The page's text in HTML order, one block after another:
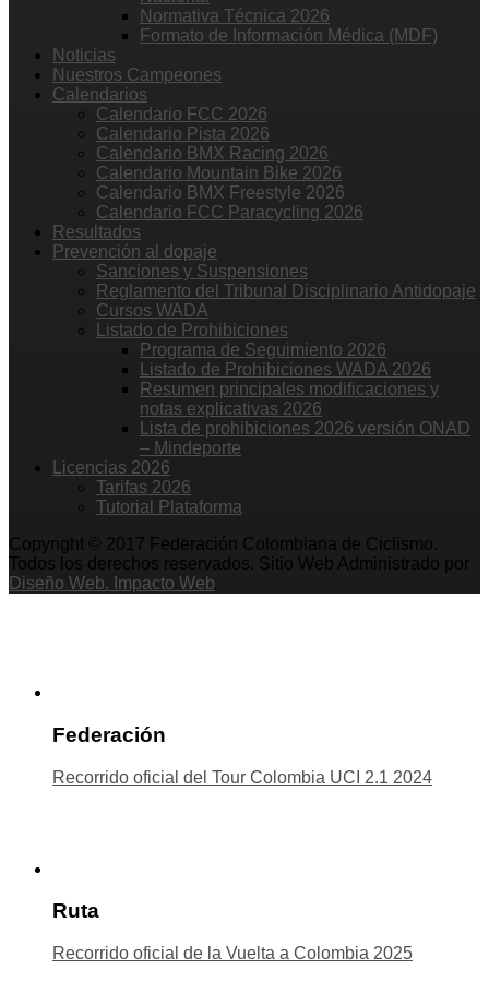
Normativa Técnica 2026
Formato de Información Médica (MDF)
Noticias
Nuestros Campeones
Calendarios
Calendario FCC 2026
Calendario Pista 2026
Calendario BMX Racing 2026
Calendario Mountain Bike 2026
Calendario BMX Freestyle 2026
Calendario FCC Paracycling 2026
Resultados
Prevención al dopaje
Sanciones y Suspensiones
Reglamento del Tribunal Disciplinario Antidopaje
Cursos WADA
Listado de Prohibiciones
Programa de Seguimiento 2026
Listado de Prohibiciones WADA 2026
Resumen principales modificaciones y
notas explicativas 2026
Lista de prohibiciones 2026 versión ONAD
– Mindeporte
Licencias 2026
Tarifas 2026
Tutorial Plataforma
Copyright © 2017 Federación Colombiana de Ciclismo.
Todos los derechos reservados. Sitio Web Administrado por
Diseño Web. Impacto Web
Federación
Recorrido oficial del Tour Colombia UCI 2.1 2024
Ruta
Recorrido oficial de la Vuelta a Colombia 2025